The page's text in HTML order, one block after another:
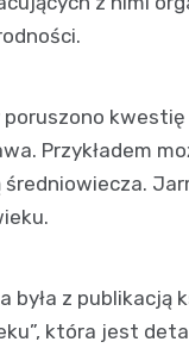
Przykładem
średniowiecza.
była z publikacją
która jest